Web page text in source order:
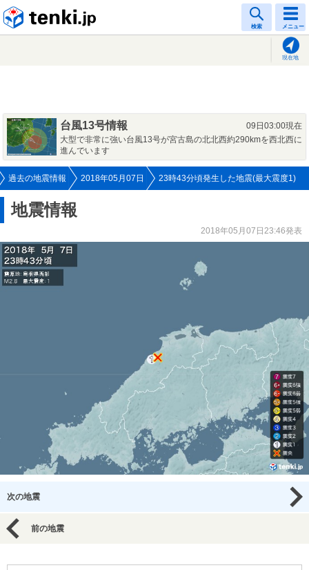
検索 メニュー
現在地
台風13号情報
09日03:00現在
大型で非常に強い台風13号が宮古島の北北西約290kmを西北西に
進んでいます
過去の地震情報 2018年05月07日 23時43分頃発生した地震(最大震度1)
地震情報
2018年05月07日23:46発表
次の地震
前の地震